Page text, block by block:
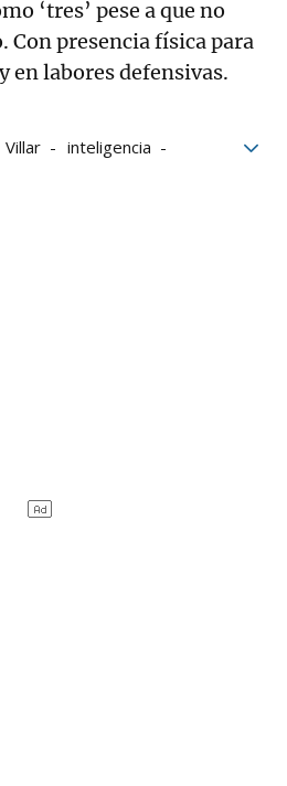
‘tres’ pese a que no
presencia física para
en labores defensivas.
Villar
inteligencia